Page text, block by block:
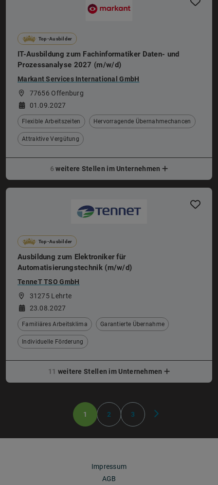
Top-Ausbilder
IT-Ausbildung zum Fachinformatiker Daten- und
Prozessanalyse 2027 (m/w/d)
Markant Services International GmbH
77656 Offenburg
01.09.2027
Flexible Arbeitszeiten Hervorragende Übernahmechancen
Attraktive Vergütung
6 weitere Stellen im Unternehmen
Top-Ausbilder
Ausbildung zum Elektroniker für
Automatisierungstechnik (m/w/d)
TenneT TSO GmbH
31275 Lehrte
23.08.2027
Familiäres Arbeitsklima Garantierte Übernahme
Individuelle Förderung
11 weitere Stellen im Unternehmen
1 2 3
Impressum
AGB